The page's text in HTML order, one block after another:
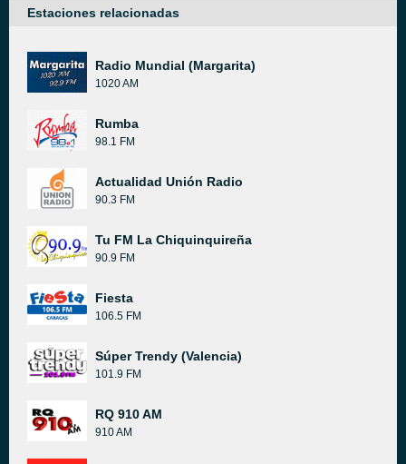
Estaciones relacionadas
Radio Mundial (Margarita)
1020 AM
Rumba
98.1 FM
Actualidad Unión Radio
90.3 FM
Tu FM La Chiquinquireña
90.9 FM
Fiesta
106.5 FM
Súper Trendy (Valencia)
101.9 FM
RQ 910 AM
910 AM